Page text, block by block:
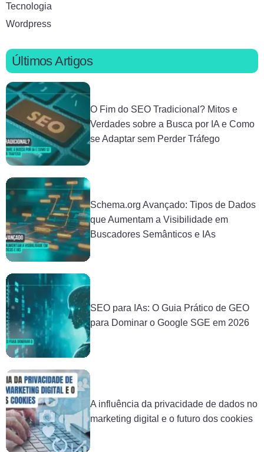
Tecnologia
Wordpress
Últimos Artigos
O Fim do SEO Tradicional? Mitos e
Verdades sobre a Busca por IA e Como
se Adaptar sem Perder Tráfego
Schema.org Avançado: Tipos de Dados
que Aumentam a Visibilidade em
Buscadores Semânticos e IAs
SEO para IAs: O Guia Prático de GEO
para Dominar o Google SGE em 2026
A influência da privacidade de dados no
marketing digital e o futuro dos cookies